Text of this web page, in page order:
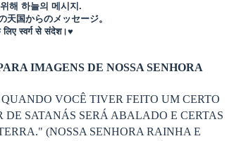
해 하늘의 메시지.
天国からのメッセージ。
स्वर्ग से संदेश।♥
IMAGENS DE NOSSA SENHORA
VOCÊ TIVER FEITO UM CERTO
DE SATANÁS SERÁ ABALADO E CERTAS
(NOSSA SENHORA RAINHA E